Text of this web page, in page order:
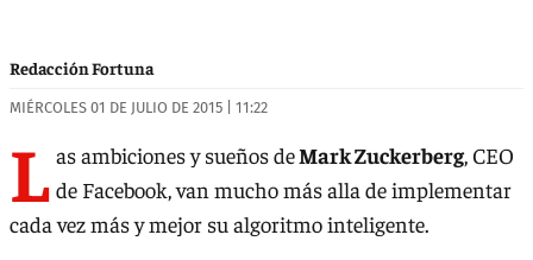
Redacción Fortuna
MIÉRCOLES 01 DE JULIO DE 2015 | 11:22
L as ambiciones y sueños deMark Zuckerberg, CEO
de Facebook, van mucho más alla de implementar
cada vez más y mejor su algoritmo inteligente.